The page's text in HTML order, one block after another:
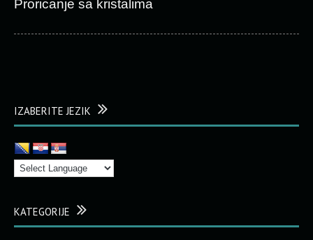
Proricanje sa kristalima
IZABERITE JEZIK
KATEGORIJE